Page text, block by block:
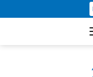
ke
Paulus: Bank